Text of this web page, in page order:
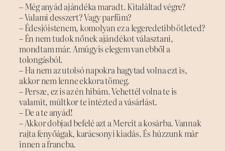
– Még anyád ajándéka maradt. Kitaláltad végre?
– Valami desszert? Vagy parfüm?
– Édesjóistenem, komolyan ez a legeredetibb ötleted?
– Én nem tudok nőnek ajándékot választani,
mondtam már. Amúgyis elegem van ebből a
tolongásból.
– Ha nem az utolsó napokra hagytad volna ezt is,
akkor nem lenne ekkora tömeg.
– Persze, ez is az én hibám. Vehettél volna te is
valamit, múltkor te intézted a vásárlást.
– De a te anyád!
– Akkor dobjad befelé azt a Mercit a kosárba. Vannak
rajta fenyőágak, karácsonyi kiadás. És húzzunk már
innen a francba.